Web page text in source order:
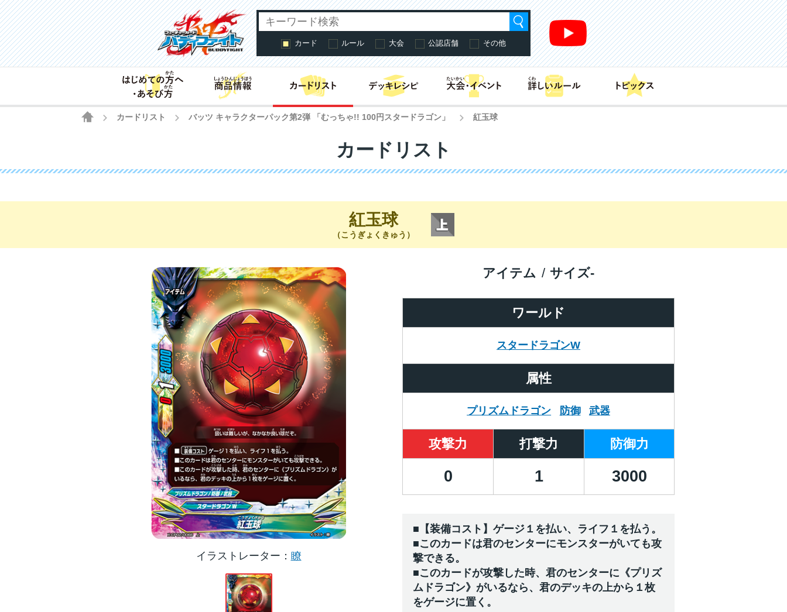
カード ルール 大会 公認店舗 その他
はじめての方へ・あそび方商品情報 カードリスト
HOME
カードリスト バッツ キャラクターパック第2弾 「むっちゃ!! 100円スタードラゴン」 紅玉球
カードリスト
紅玉球
（こうぎょくきゅう）
イラストレーター 瞭
ワールド
スタードラゴンW
アイテム サイズ-
属性
プリズムドラゴン 防御 武器
攻撃力 打撃力 防御力
0 1 3000
■【装備コスト】ゲージ１を払い、ライフ１を払う。
■このカードは君のセンターにモンスターがいても攻
撃できる。
■このカードが攻撃した時、君のセンターに《プリズ
ムドラゴン》がいるなら、君のデッキの上から１枚
をゲージに置く。